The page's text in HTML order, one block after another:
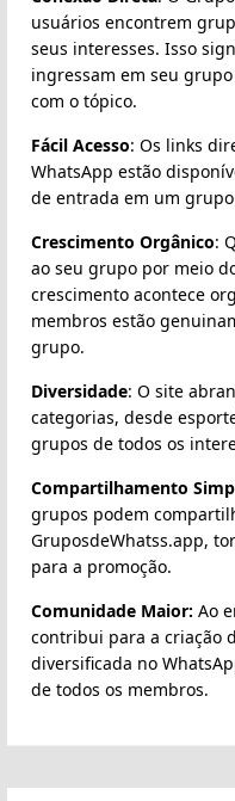
usuários encontrem
seus interesses. Isso
ingressam em seu
com o tópico.
Fácil Acesso: Os links
WhatsApp estão
de entrada em um
Crescimento Orgânico:
ao seu grupo por meio
crescimento acontece
membros estão
grupo.
Diversidade: O site
categorias, desde
grupos de todos os
Compartilhamento
grupos podem
GruposdeWhatss.app,
para a promoção.
Comunidade Maior: Ao
contribui para a criação
diversificada no
de todos os membros.